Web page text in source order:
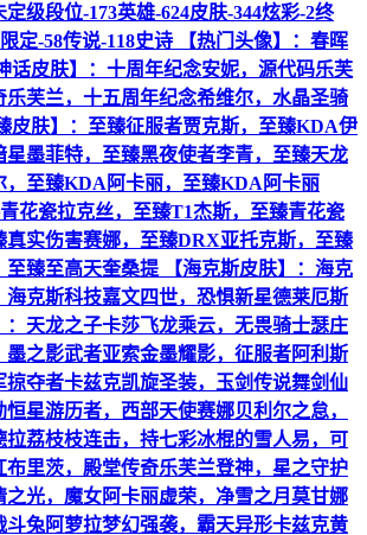
定级段位-173英雄-624皮肤-344炫彩-2终
定-58传说-118史诗 【热门头像】：春晖
话皮肤】：十周年纪念安妮，源代码乐芙
乐芙兰，十五周年纪念希维尔，水晶圣骑
皮肤】：至臻征服者贾克斯，至臻KDA伊
星墨菲特，至臻黑夜使者李青，至臻天龙
，至臻KDA阿卡丽，至臻KDA阿卡丽
花瓷拉克丝，至臻T1杰斯，至臻青花瓷
真实伤害赛娜，至臻DRX亚托克斯，至臻
至臻至高天奎桑提 【海克斯皮肤】：海克
海克斯科技嘉文四世，恐惧新星德莱厄斯
：天龙之子卡莎飞龙乘云，无畏骑士瑟庄
墨之影武者亚索金墨耀影，征服者阿利斯
掠夺者卡兹克凯旋圣装，玉剑传说舞剑仙
星游历者，西部天使赛娜贝利尔之怠，
拉荔枝枝连击，持七彩冰棍的雪人易，可
布里茨，殿堂传奇乐芙兰登神，星之守护
之光，魔女阿卡丽虚荣，净雪之月莫甘娜
斗兔阿萝拉梦幻强袭，霸天异形卡兹克黄